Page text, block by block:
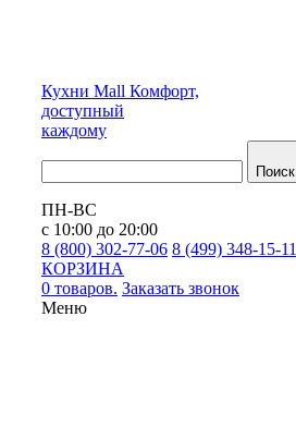
Кухни Mall Комфорт,
доступный
каждому
Поиск
ПН-ВС
с 10:00 до 20:00
8 (800) 302-77-06 8 (499) 348-15-11
КОРЗИНА
0 товаров. Заказать звонок
Меню